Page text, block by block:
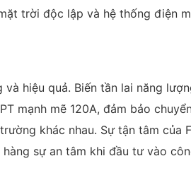
trời độc lập và hệ thống điện
hiệu quả. Biến tần lai năng
mạnh mẽ 120A, đảm bảo
khác nhau. Sự tận tâm của
sự an tâm khi đầu tư vào